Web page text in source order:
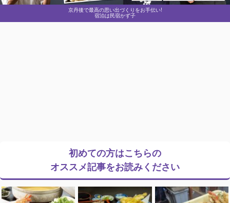
京丹後で最高の思い出づくりをお手伝い!
宿泊は民宿かず子
初めての方はこちらの
オススメ記事をお読みください